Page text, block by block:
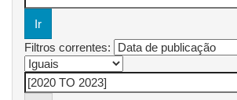
Filtros correntes: